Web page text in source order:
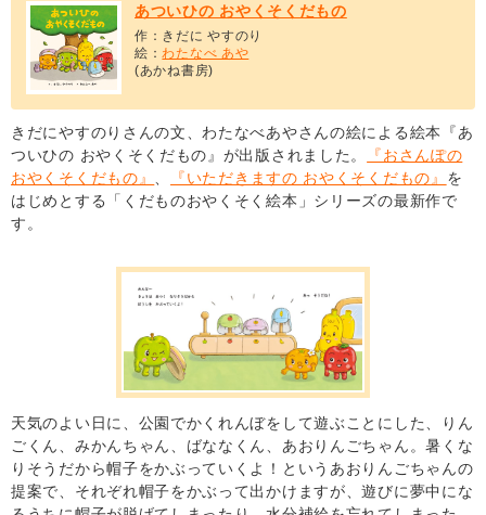
あついひの おやくそくだもの
作：きだに やすのり
絵： わたなべ あや
(あかね書房)
きだにやすのりさんの文、わたなべあやさんの絵による絵本『あ
ついひの おやくそくだもの』が出版されました。
『おさんぽの
おやくそくだもの』
『いただきますの おやくそくだもの』 を
はじめとする「くだものおやくそく絵本」シリーズの最新作で
す。
天気のよい日に、公園でかくれんぼをして遊ぶことにした、りん
ごくん、みかんちゃん、ばななくん、あおりんごちゃん。暑くな
りそうだから帽子をかぶっていくよ！というあおりんごちゃんの
提案で、それぞれ帽子をかぶって出かけますが、遊びに夢中にな